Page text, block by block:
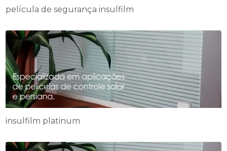
película de segurança insulfilm
insulfilm platinum